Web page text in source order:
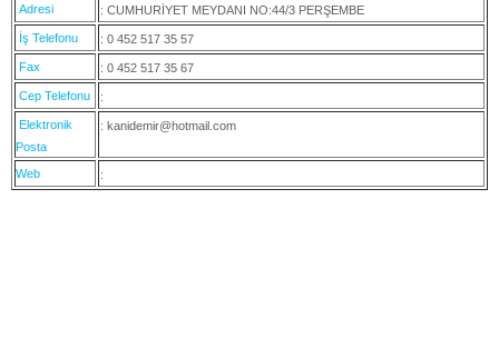
Adresi : CUMHURİYET MEYDANI NO:44/3 PERŞEMBE
İş Telefonu : 0 452 517 35 57
Fax : 0 452 517 35 67
Cep Telefonu :
Elektronik
Posta
: kanidemir@hotmail.com
Web :